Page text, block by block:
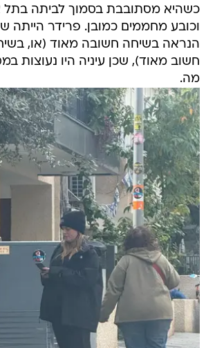
כשהיא מסתובבת בסמוך לביתה בתל
וכובע מחממים כמובן. פרידר הייתה
הנראה בשיחה חשובה מאוד (או,
חשוב מאוד), שכן עיניה היו נעוצות
מה.